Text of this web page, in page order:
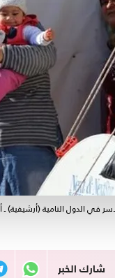
في الدول النامية (أرشيفية)
شارك الخبر